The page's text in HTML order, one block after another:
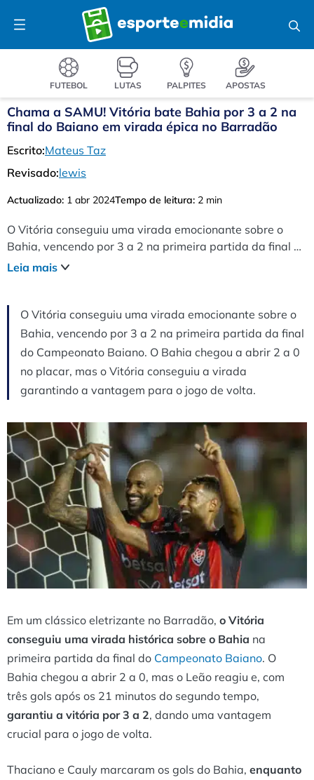
para
o
Menu
FUTEBOL LUTAS PALPITES APOSTAS
Chama a SAMU! Vitória bate Bahia por 3 a 2 na
final do Baiano em virada épica no Barradão
Escrito:Mateus Taz
Revisado:lewis
Actualizado: 1 abr 2024Tempo de leitura: 2 min
O Vitória conseguiu uma virada emocionante sobre o
Bahia, vencendo por 3 a 2 na primeira partida da final do
Campeonato Baiano. O Bahia chegou a abrir 2 a 0 no
Leia mais
O Vitória conseguiu uma virada emocionante sobre o
Bahia, vencendo por 3 a 2 na primeira partida da final
do Campeonato Baiano. O Bahia chegou a abrir 2 a 0
no placar, mas o Vitória conseguiu a virada
garantindo a vantagem para o jogo de volta.
Em um clássico eletrizante no Barradão, o Vitória
conseguiu uma virada histórica sobre o Bahia na
primeira partida da final do Campeonato Baiano. O
Bahia chegou a abrir 2 a 0, mas o Leão reagiu e, com
três gols após os 21 minutos do segundo tempo,
garantiu a vitória por 3 a 2, dando uma vantagem
crucial para o jogo de volta.
Thaciano e Cauly marcaram os gols do Bahia, enquanto